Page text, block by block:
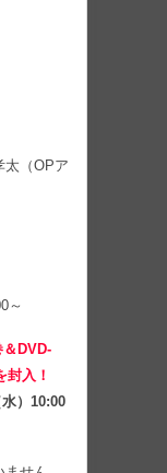
太（OPア
～
DVD-
入！
）10:00